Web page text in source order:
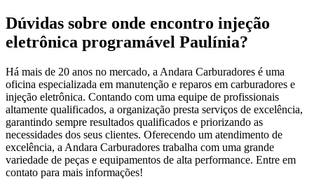
Dúvidas sobre onde encontro injeção
eletrônica programável Paulínia?
Há mais de 20 anos no mercado, a Andara Carburadores é uma
oficina especializada em manutenção e reparos em carburadores e
injeção eletrônica. Contando com uma equipe de profissionais
altamente qualificados, a organização presta serviços de excelência,
garantindo sempre resultados qualificados e priorizando as
necessidades dos seus clientes. Oferecendo um atendimento de
excelência, a Andara Carburadores trabalha com uma grande
variedade de peças e equipamentos de alta performance. Entre em
contato para mais informações!